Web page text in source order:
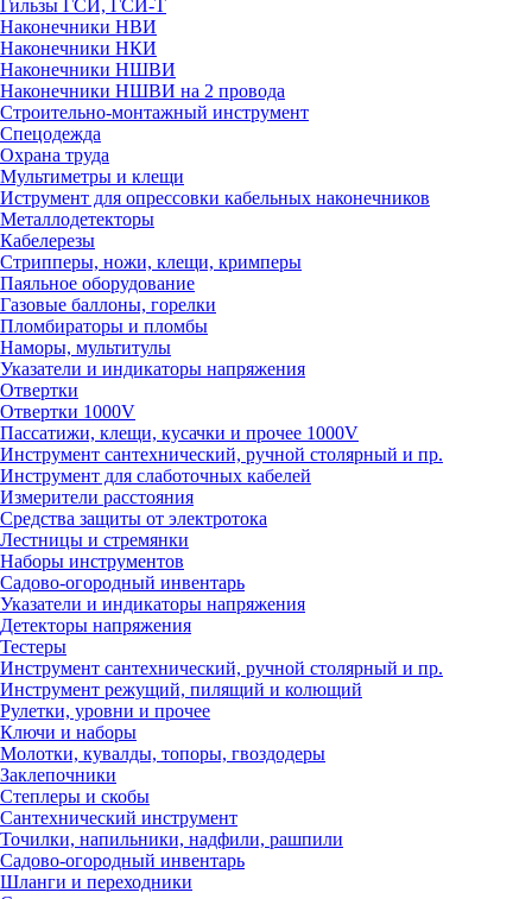
Гильзы ГСИ, ГСИ-Т
Наконечники НВИ
Наконечники НКИ
Наконечники НШВИ
Наконечники НШВИ на 2 провода
Строительно-монтажный инструмент
Спецодежда
Охрана труда
Мультиметры и клещи
Иструмент для опрессовки кабельных наконечников
Металлодетекторы
Кабелерезы
Стрипперы, ножи, клещи, кримперы
Паяльное оборудование
Газовые баллоны, горелки
Пломбираторы и пломбы
Наморы, мультитулы
Указатели и индикаторы напряжения
Отвертки
Отвертки 1000V
Пассатижи, клещи, кусачки и прочее 1000V
Инструмент сантехнический, ручной столярный и пр.
Инструмент для слаботочных кабелей
Измерители расстояния
Средства защиты от электротока
Лестницы и стремянки
Наборы инструментов
Садово-огородный инвентарь
Указатели и индикаторы напряжения
Детекторы напряжения
Тестеры
Инструмент сантехнический, ручной столярный и пр.
Инструмент режущий, пилящий и колющий
Рулетки, уровни и прочее
Ключи и наборы
Молотки, кувалды, топоры, гвоздодеры
Заклепочники
Степлеры и скобы
Сантехнический инструмент
Точилки, напильники, надфили, рашпили
Садово-огородный инвентарь
Шланги и переходники